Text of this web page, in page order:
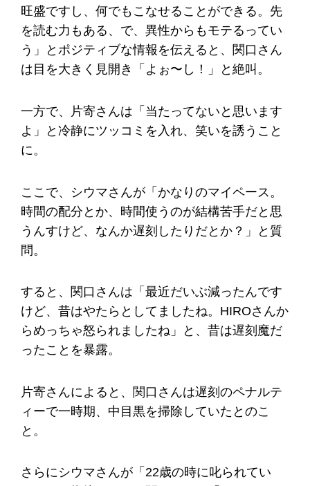
旺盛ですし、何でもこなせることができる。先
を読む力もある、で、異性からもモテるってい
う」とポジティブな情報を伝えると、関口さん
は目を大きく見開き「よぉ〜し！」と絶叫。
一方で、片寄さんは「当たってないと思います
よ」と冷静にツッコミを入れ、笑いを誘うこと
に。
ここで、シウマさんが「かなりのマイペース。
時間の配分とか、時間使うのが結構苦手だと思
うんすけど、なんか遅刻したりだとか？」と質
問。
すると、関口さんは「最近だいぶ減ったんです
けど、昔はやたらとしてましたね。HIROさんか
らめっちゃ怒られましたね」と、昔は遅刻魔だ
ったことを暴露。
片寄さんによると、関口さんは遅刻のペナルテ
ィーで一時期、中目黒を掃除していたとのこ
と。
さらにシウマさんが「22歳の時に叱られてい